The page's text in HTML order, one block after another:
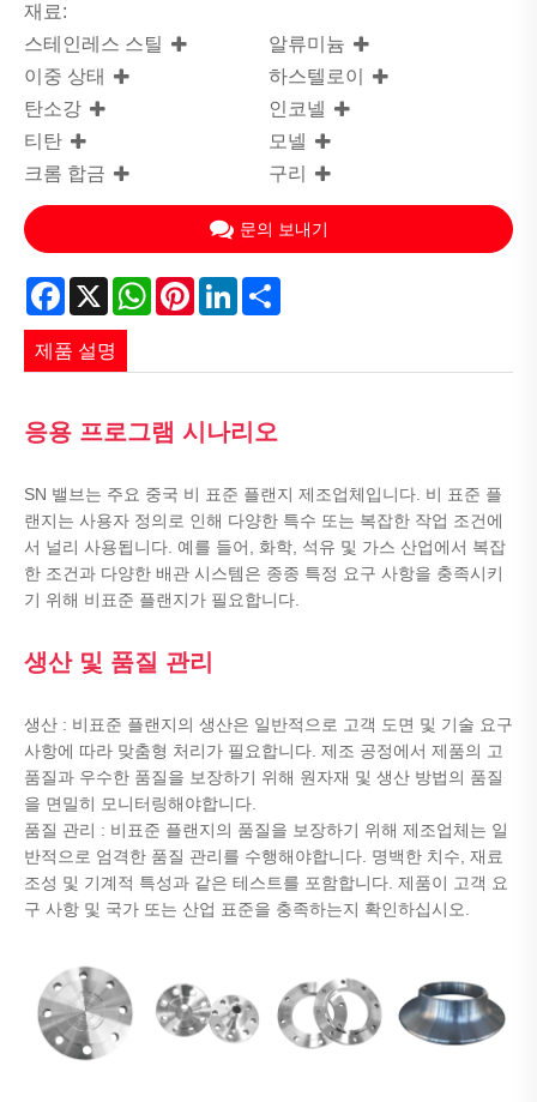
재료:
스테인레스 스틸
이중 상태
탄소강
티탄
크롬 합금
알류미늄
하스텔로이
인코넬
모넬
구리
문의 보내기
Facebook
X WhatsApp
PinterestLinkedIn
제품 설명
응용 프로그램 시나리오
SN 밸브는 주요 중국 비 표준 플랜지 제조업체입니다. 비 표준 플
랜지는 사용자 정의로 인해 다양한 특수 또는 복잡한 작업 조건에
서 널리 사용됩니다. 예를 들어, 화학, 석유 및 가스 산업에서 복잡
한 조건과 다양한 배관 시스템은 종종 특정 요구 사항을 충족시키
기 위해 비표준 플랜지가 필요합니다.
생산 및 품질 관리
생산 : 비표준 플랜지의 생산은 일반적으로 고객 도면 및 기술 요구
사항에 따라 맞춤형 처리가 필요합니다. 제조 공정에서 제품의 고
품질과 우수한 품질을 보장하기 위해 원자재 및 생산 방법의 품질
을 면밀히 모니터링해야합니다.
품질 관리 : 비표준 플랜지의 품질을 보장하기 위해 제조업체는 일
반적으로 엄격한 품질 관리를 수행해야합니다. 명백한 치수, 재료
조성 및 기계적 특성과 같은 테스트를 포함합니다. 제품이 고객 요
구 사항 및 국가 또는 산업 표준을 충족하는지 확인하십시오.